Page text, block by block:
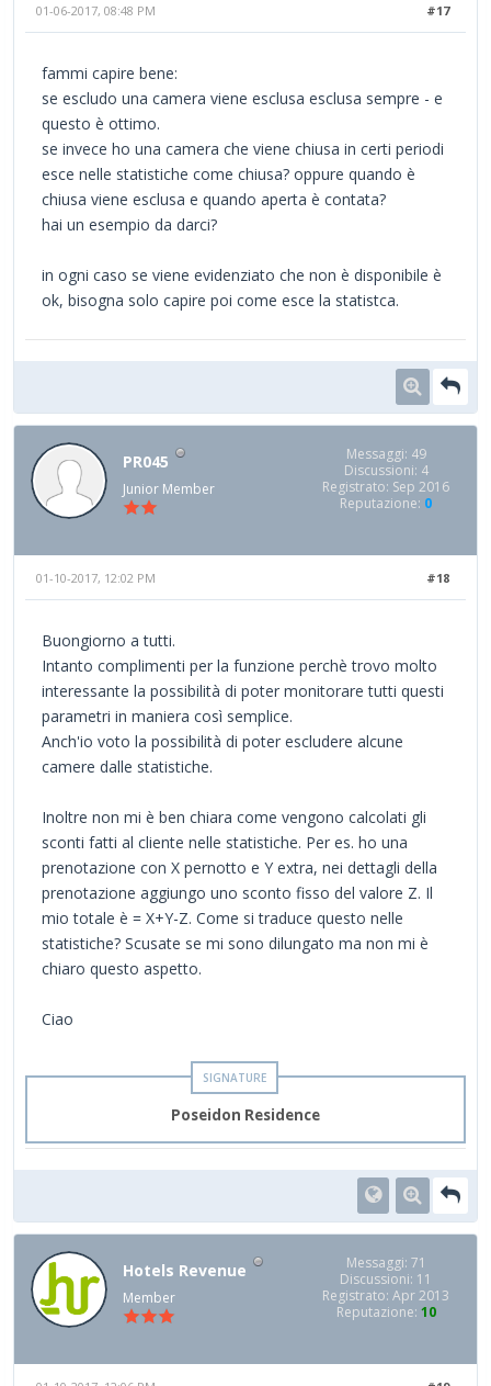
#17
01-06-2017, 08:48 PM
fammi capire bene:
se escludo una camera viene esclusa esclusa sempre - e
questo è ottimo.
se invece ho una camera che viene chiusa in certi periodi
esce nelle statistiche come chiusa? oppure quando è
chiusa viene esclusa e quando aperta è contata?
hai un esempio da darci?
in ogni caso se viene evidenziato che non è disponibile è
ok, bisogna solo capire poi come esce la statistca.
PR045
Junior Member
Messaggi: 49
Discussioni: 4
Registrato: Sep 2016
Reputazione: 0
#18
01-10-2017, 12:02 PM
Buongiorno a tutti.
Intanto complimenti per la funzione perchè trovo molto
interessante la possibilità di poter monitorare tutti questi
parametri in maniera così semplice.
Anch'io voto la possibilità di poter escludere alcune
camere dalle statistiche.
Inoltre non mi è ben chiara come vengono calcolati gli
sconti fatti al cliente nelle statistiche. Per es. ho una
prenotazione con X pernotto e Y extra, nei dettagli della
prenotazione aggiungo uno sconto fisso del valore Z. Il
mio totale è = X+Y-Z. Come si traduce questo nelle
statistiche? Scusate se mi sono dilungato ma non mi è
chiaro questo aspetto.
Ciao
Poseidon Residence
Hotels Revenue
Member
Messaggi: 71
Discussioni: 11
Registrato: Apr 2013
Reputazione: 10